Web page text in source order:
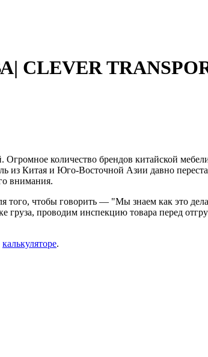
CLEVER
количество брендов китайской
из Китая и Юго-Восточной Азии давно
внимания.
того, чтобы говорить — "Мы знаем как это
проводим инспекцию товара перед
калькуляторе.